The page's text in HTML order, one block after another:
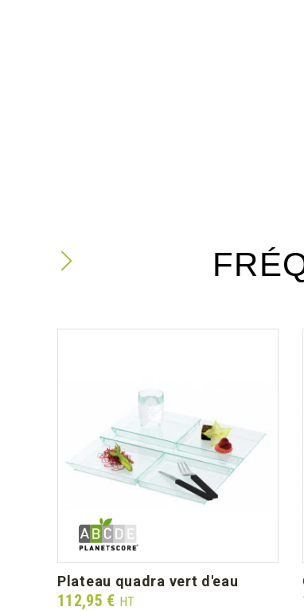
plateau quadra vert d'eau
Prix
112,95 € HT